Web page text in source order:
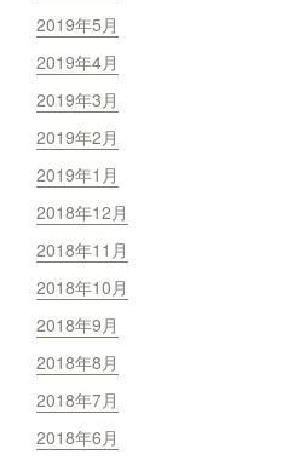
2019年5月
2019年4月
2019年3月
2019年2月
2019年1月
2018年12月
2018年11月
2018年10月
2018年9月
2018年8月
2018年7月
2018年6月